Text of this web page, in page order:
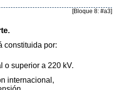
[Bloque 8: #a3]
constituida por:
o superior a 220 kV.
internacional,